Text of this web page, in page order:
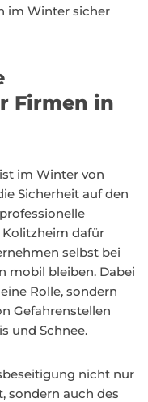
im Winter sicher
Firmen in
im Winter von
Sicherheit auf den
dafür
selbst bei
mobil bleiben. Dabei
Rolle, sondern
Gefahrenstellen
und Schnee.
nicht nur
sondern auch des